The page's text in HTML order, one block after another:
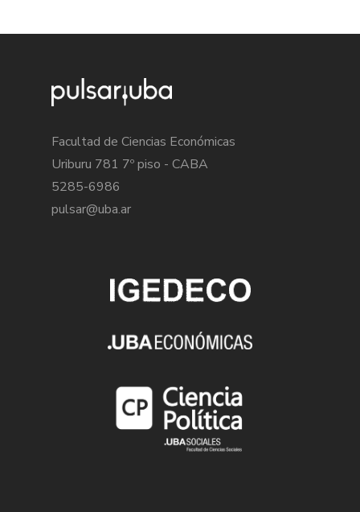
Facultad de Ciencias Económicas
Uriburu 781 7º piso - CABA
5285-6986
pulsar@uba.ar